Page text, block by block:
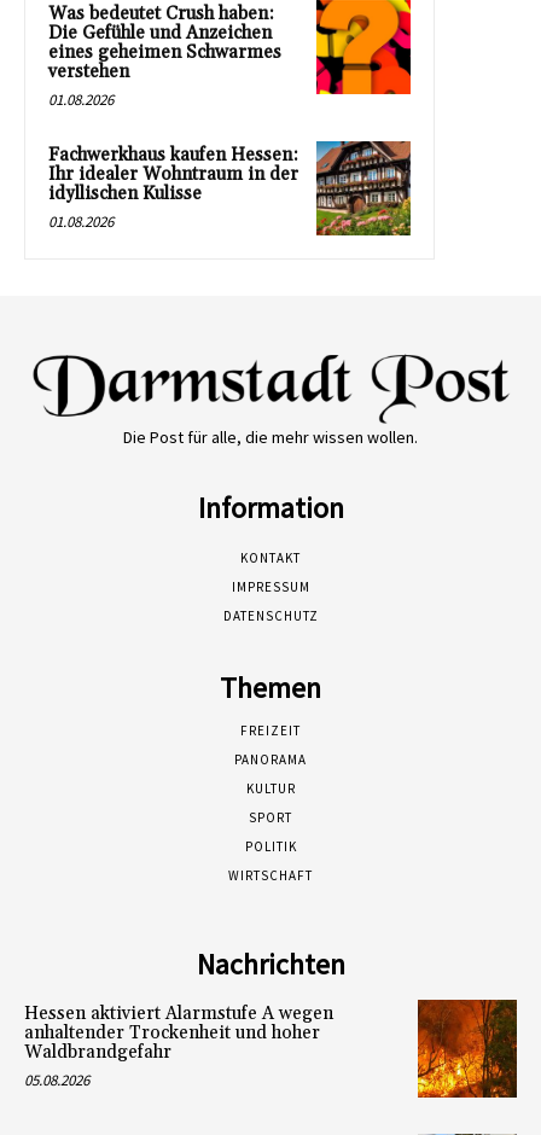
Was bedeutet Crush haben:
Die Gefühle und Anzeichen
eines geheimen Schwarmes
verstehen
01.08.2026
Fachwerkhaus kaufen Hessen:
Ihr idealer Wohntraum in der
idyllischen Kulisse
01.08.2026
Die Post für alle, die mehr wissen wollen.
Information
KONTAKT
IMPRESSUM
DATENSCHUTZ
Themen
FREIZEIT
PANORAMA
KULTUR
SPORT
POLITIK
WIRTSCHAFT
Nachrichten
Hessen aktiviert Alarmstufe A wegen
anhaltender Trockenheit und hoher
Waldbrandgefahr
05.08.2026